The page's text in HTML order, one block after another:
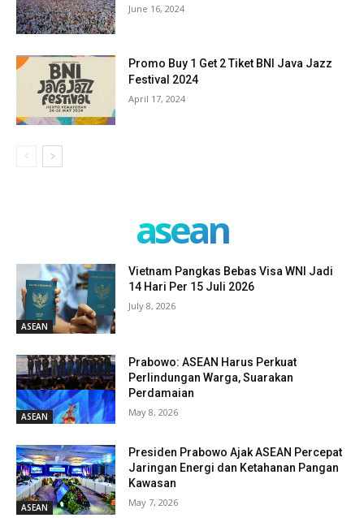
June 16, 2024
Promo Buy 1 Get 2 Tiket BNI Java Jazz
Festival 2024
April 17, 2024
asean
ASEAN
Vietnam Pangkas Bebas Visa WNI Jadi
14 Hari Per 15 Juli 2026
July 8, 2026
ASEAN
Prabowo: ASEAN Harus Perkuat
Perlindungan Warga, Suarakan
Perdamaian
May 8, 2026
ASEAN
Presiden Prabowo Ajak ASEAN Percepat
Jaringan Energi dan Ketahanan Pangan
Kawasan
May 7, 2026